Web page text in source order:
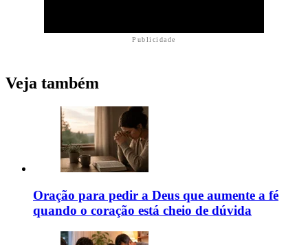
Publicidade
Veja também
Oração para pedir a Deus que aumente a fé
quando o coração está cheio de dúvida